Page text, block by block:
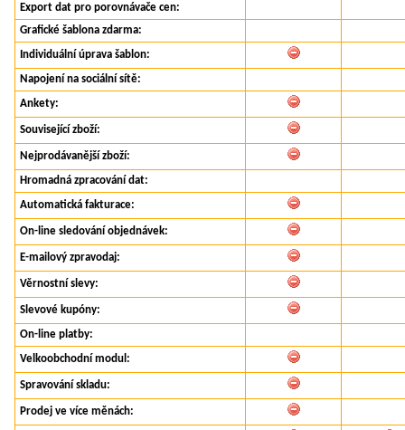
Export dat pro porovnávače cen:
Grafické šablona zdarma:
Individuální úprava šablon:
Napojení na sociální sítě:
Ankety:
Související zboží:
Nejprodávanější zboží:
Hromadná zpracování dat:
Automatická fakturace:
On-line sledování objednávek:
E-mailový zpravodaj:
Věrnostní slevy:
Slevové kupóny:
On-line platby:
Velkoobchodní modul:
Spravování skladu:
Prodej ve více měnách:
SLUŽBY PRO REALITNÍ